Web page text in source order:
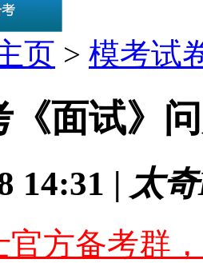
页 > 模考试
面试》
14:31 | 太
官方备考群